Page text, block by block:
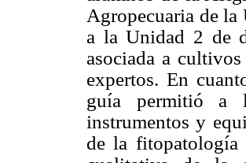
Agropecuaria de la
a la Unidad 2 de
asociada a
expertos. En
guía permitió a
instrumentos y
de la fitopatología